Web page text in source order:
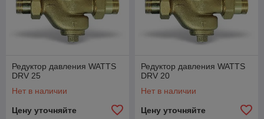
Редуктор давления WATTS
DRV 25
Нет в наличии
Цену уточняйте
Редуктор давления WATTS
DRV 20
Нет в наличии
Цену уточняйте